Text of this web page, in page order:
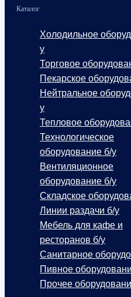
Каталог
Холодильное
у
Торговое
Пекарское
Нейтральное
у
Тепловое
Технологическое
оборудование б/у
Вентиляционное
оборудование б/у
Складское
Линии раздачи б/у
Мебель для кафе и
ресторанов б/у
Санитарное
Пивное
Прочее